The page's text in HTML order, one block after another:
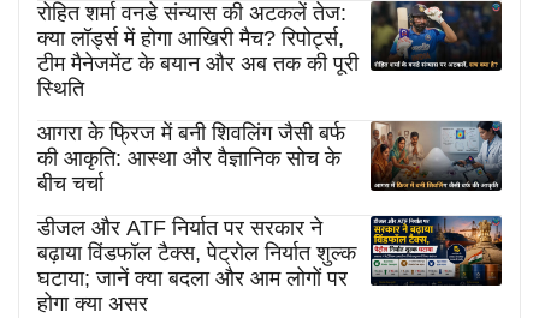
रोहित शर्मा वनडे संन्यास की अटकलें तेज:
क्या लॉर्ड्स में होगा आखिरी मैच? रिपोर्ट्स,
टीम मैनेजमेंट के बयान और अब तक की पूरी
स्थिति
आगरा के फ्रिज में बनी शिवलिंग जैसी बर्फ
की आकृति: आस्था और वैज्ञानिक सोच के
बीच चर्चा
डीजल और ATF निर्यात पर सरकार ने
बढ़ाया विंडफॉल टैक्स, पेट्रोल निर्यात शुल्क
घटाया; जानें क्या बदला और आम लोगों पर
होगा क्या असर